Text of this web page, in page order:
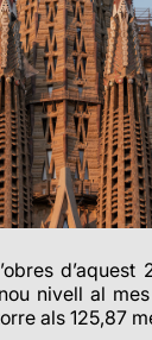
nivell al
als 125,87